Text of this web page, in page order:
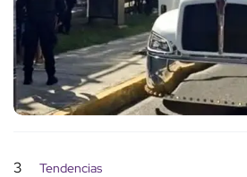
3 Tendencias